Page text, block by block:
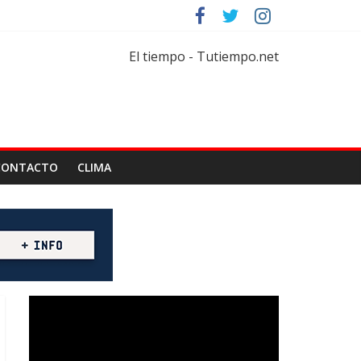
El tiempo - Tutiempo.net
CLIMA